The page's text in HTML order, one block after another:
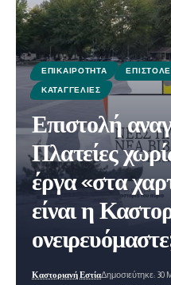
ΕΠΙΚΑΙΡΌΤΗΤΑ
ΚΑΤΑΓΓΕΛΊΕΣ
Επιστολή
Πλατείες
έργα «στα
είναι η
Καστοριανή ΕστίαΔημοσιεύτηκε: 30